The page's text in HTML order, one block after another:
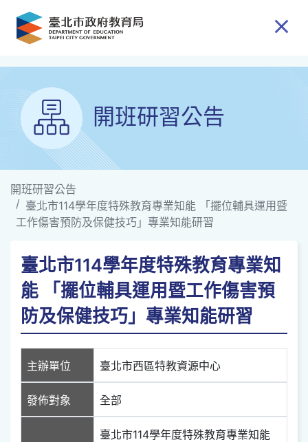
跳到主要內容
開班研習公告
開班研習公告
臺北市114學年度特殊教育專業知能 「擺位輔具運用暨
工作傷害預防及保健技巧」專業知能研習
臺北市114學年度特殊教育專業知
能 「擺位輔具運用暨工作傷害預
防及保健技巧」專業知能研習
主辦單位 臺北市西區特教資源中心
發佈對象 全部
臺北市114學年度特殊教育專業知能